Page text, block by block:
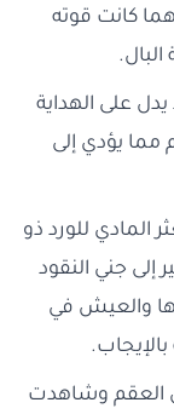
كانت قوته
على الهداية
مما يؤدي إلى
للورد ذو
إلى جني النقود
والعيش في
العقم وشاهدت